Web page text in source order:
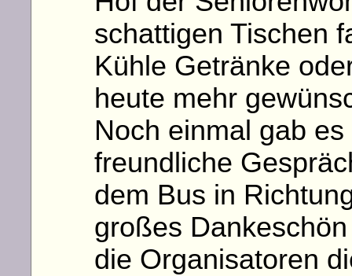
schattigen Tischen
Kühle Getränke
heute mehr
Noch einmal gab
freundliche
dem Bus in
großes
die Organisatoren